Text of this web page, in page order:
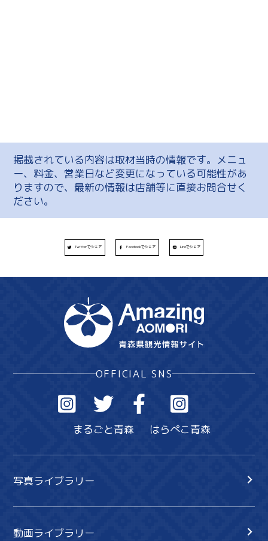
掲載されている内容は取材当時の情報です。メニュ
ー、料金、営業日など変更になっている可能性があ
りますので、最新の情報は店舗等に直接お問合せく
ださい。
Twitterでシェア Facebookでシェア Lineでシェア
OFFICIAL SNS
まるごと青森 はらぺこ青森
写真ライブラリー
動画ライブラリー